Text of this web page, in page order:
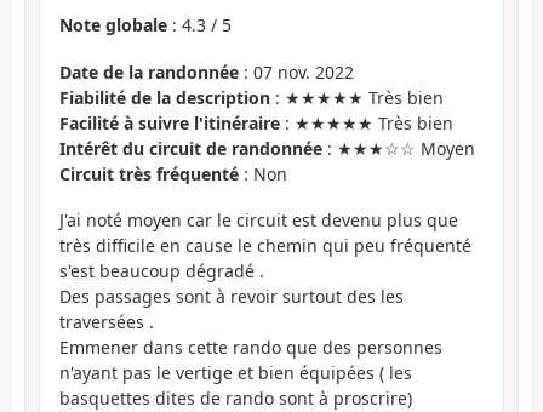
Note globale : 4.3 / 5
Date de la randonnée : 07 nov. 2022
Fiabilité de la description : ★★★★★ Très bien
Facilité à suivre l'itinéraire : ★★★★★ Très bien
Intérêt du circuit de randonnée : ★★★☆☆ Moyen
Circuit très fréquenté : Non
J'ai noté moyen car le circuit est devenu plus que
très difficile en cause le chemin qui peu fréquenté
s'est beaucoup dégradé .
Des passages sont à revoir surtout des les
traversées .
Emmener dans cette rando que des personnes
n'ayant pas le vertige et bien équipées ( les
basquettes dites de rando sont à proscrire)